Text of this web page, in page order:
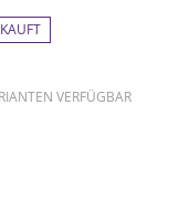
VERFÜGBAR